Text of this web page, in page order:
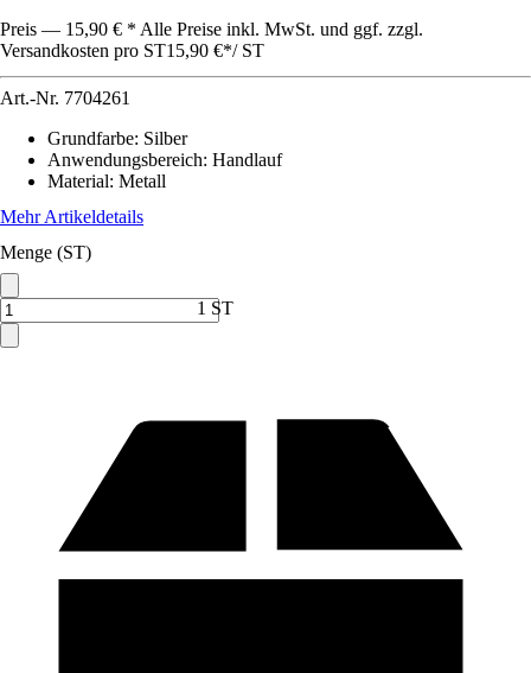
Preis — 15,90 € * Alle Preise inkl. MwSt. und ggf. zzgl.
Versandkosten pro ST15,90 €*/ ST
Art.-Nr. 7704261
Grundfarbe: Silber
Anwendungsbereich: Handlauf
Material: Metall
Mehr Artikeldetails
Menge (ST)
1 ST